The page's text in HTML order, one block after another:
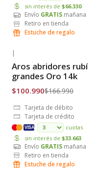
sin interés de $66.330
Envío GRATIS mañana
Retiro en tienda
Estuche de regalo
Envío Gratis
|
Aros abridores rubí
grandes Oro 14k
$100.990$166.990
Tarjeta de débito
Tarjeta de crédito
VISA
cuotas
sin interés de $33.663
Envío GRATIS mañana
Retiro en tienda
Estuche de regalo